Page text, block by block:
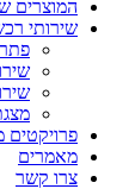
המוצרים
שירותי
פרויקטים
מאמרים
צרו קשר